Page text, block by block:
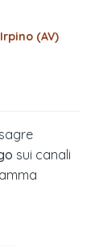
(AV)
sui canali